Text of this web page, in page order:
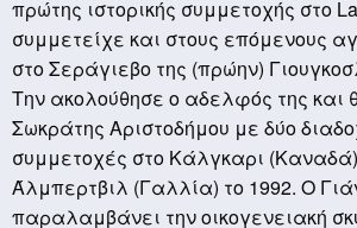
πρώτης ιστορικής συμμετοχής στο
συμμετείχε και στους επόμενους
στο Σεράγιεβο της (πρώην)
Την ακολούθησε ο αδελφός της και
Σωκράτης Αριστοδήμου με δύο
συμμετοχές στο Κάλγκαρι (Καναδά)
Άλμπερτβιλ (Γαλλία) το 1992. Ο
παραλαμβάνει την οικογενειακή